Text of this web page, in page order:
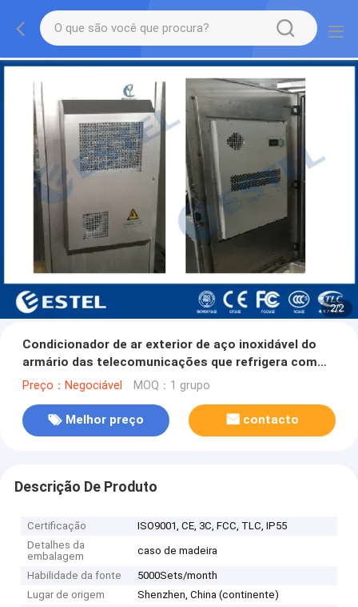
2/2
Condicionador de ar exterior de aço inoxidável do
armário das telecomunicações que refrigera com
uma porta da rua
Preço：Negociável MOQ：1 grupo
Melhor preço contacto
Descrição De Produto
Certificação
ISO9001, CE, 3C, FCC, TLC, IP55
Detalhes da
embalagem
caso de madeira
Habilidade da fonte
5000Sets/month
Lugar de origem
Shenzhen, China (continente)